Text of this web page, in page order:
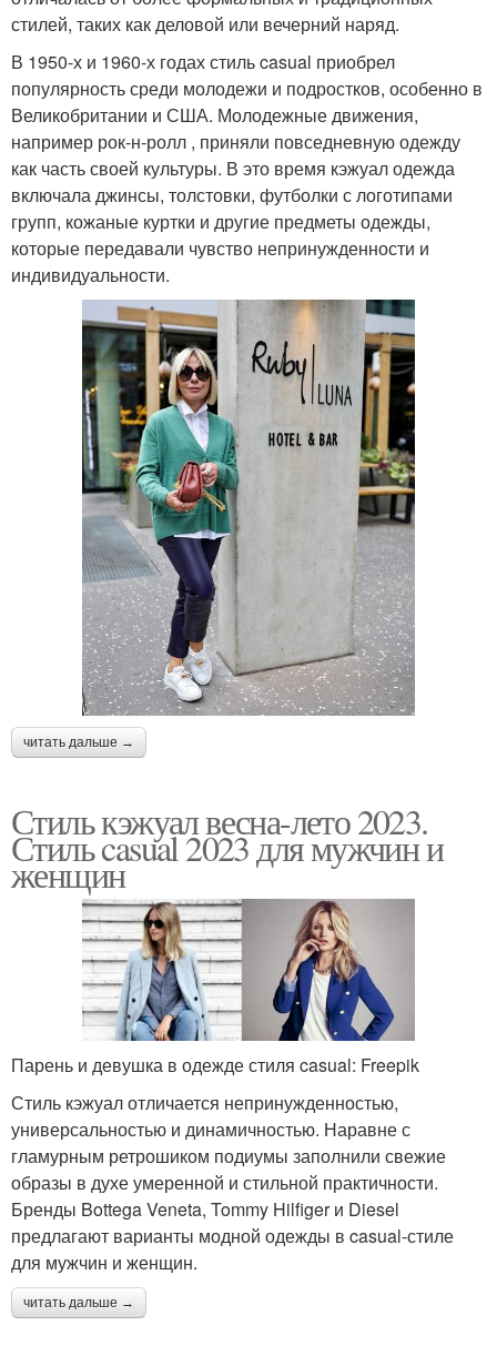
стилей, таких как деловой или вечерний наряд.
В 1950-х и 1960-х годах стиль casual приобрел
популярность среди молодежи и подростков, особенно в
Великобритании и США. Молодежные движения,
например рок-н-ролл , приняли повседневную одежду
как часть своей культуры. В это время кэжуал одежда
включала джинсы, толстовки, футболки с логотипами
групп, кожаные куртки и другие предметы одежды,
которые передавали чувство непринужденности и
индивидуальности.
читать дальше →
Стиль кэжуал весна-лето 2023.
Стиль casual 2023 для мужчин и
женщин
Парень и девушка в одежде стиля casual: Freepik
Стиль кэжуал отличается непринужденностью,
универсальностью и динамичностью. Наравне с
гламурным ретрошиком подиумы заполнили свежие
образы в духе умеренной и стильной практичности.
Бренды Bottega Veneta, Tommy Hilfiger и Diesel
предлагают варианты модной одежды в casual-стиле
для мужчин и женщин.
читать дальше →